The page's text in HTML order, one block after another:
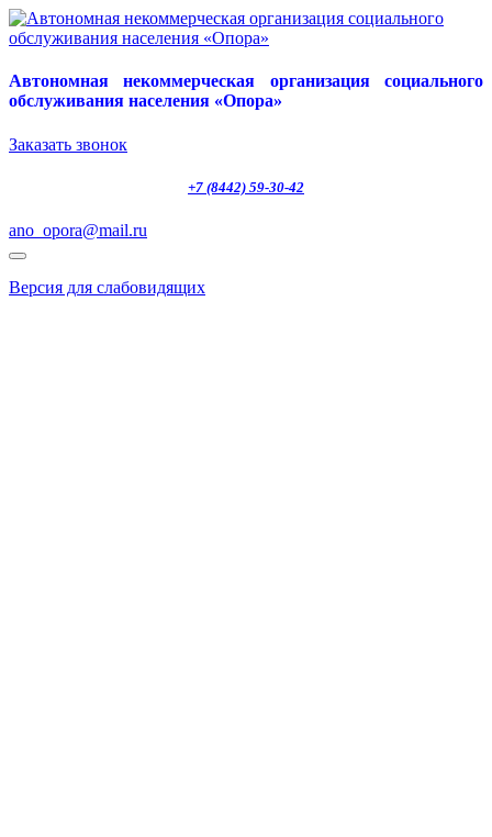
Автономная некоммерческая организация социального
обслуживания населения «Опора»
Заказать звонок
+7 (8442) 59-30-42
ano_opora@mail.ru
Версия для слабовидящих